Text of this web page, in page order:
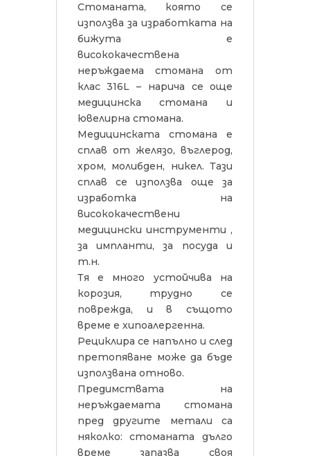
Стоманата, която се
използва за изработката на
бижута е
висококачествена
неръждаема стомана от
клас 316L – нарича се още
медицинска стомана и
ювелирна стомана.
Медицинската стомана е
сплав от желязо, въглерод,
хром, молибден, никел. Тази
сплав се използва още за
изработка на
висококачествени
медицински инструменти ,
за импланти, за посуда и
т.н.
Тя е много устойчива на
корозия, трудно се
поврежда, и в същото
време е хипоалергенна.
Рециклира се напълно и след
претопяване може да бъде
използвана отново.
Предимствата на
неръждаемата стомана
пред другите метали са
няколко: стоманата дълго
време запазва своя